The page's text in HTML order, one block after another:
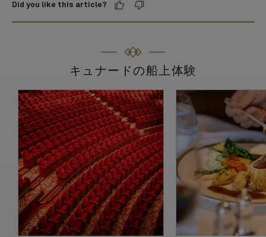
Did you like this article?
キュナードの船上体験